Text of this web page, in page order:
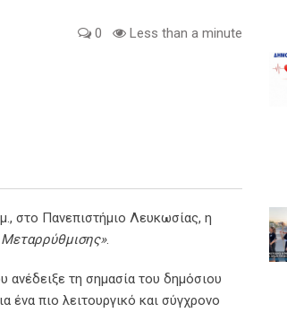
0 Less than a minute
στο Πανεπιστήμιο Λευκωσίας, η
.
τη σημασία του δημόσιου
ένα πιο λειτουργικό και σύγχρονο